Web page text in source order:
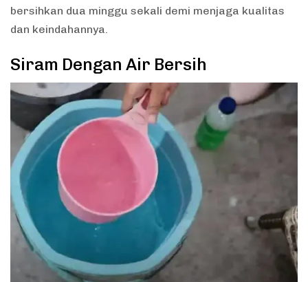
bersihkan dua minggu sekali demi menjaga kualitas
dan keindahannya.
Siram Dengan Air Bersih